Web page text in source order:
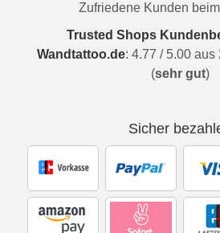
Zufriedene Kunden
Trusted Shops
Wandtattoo.de: 4.77 / 5.00 aus
(sehr gut)
Sicher